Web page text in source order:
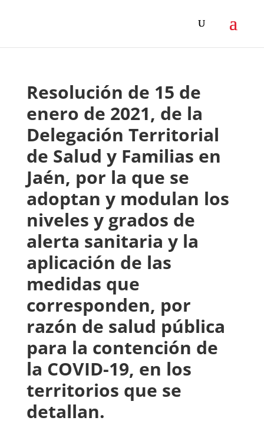
Resolución de 15 de
enero de 2021, de la
Delegación Territorial
de Salud y Familias en
Jaén, por la que se
adoptan y modulan los
niveles y grados de
alerta sanitaria y la
aplicación de las
medidas que
corresponden, por
razón de salud pública
para la contención de
la COVID-19, en los
territorios que se
detallan.